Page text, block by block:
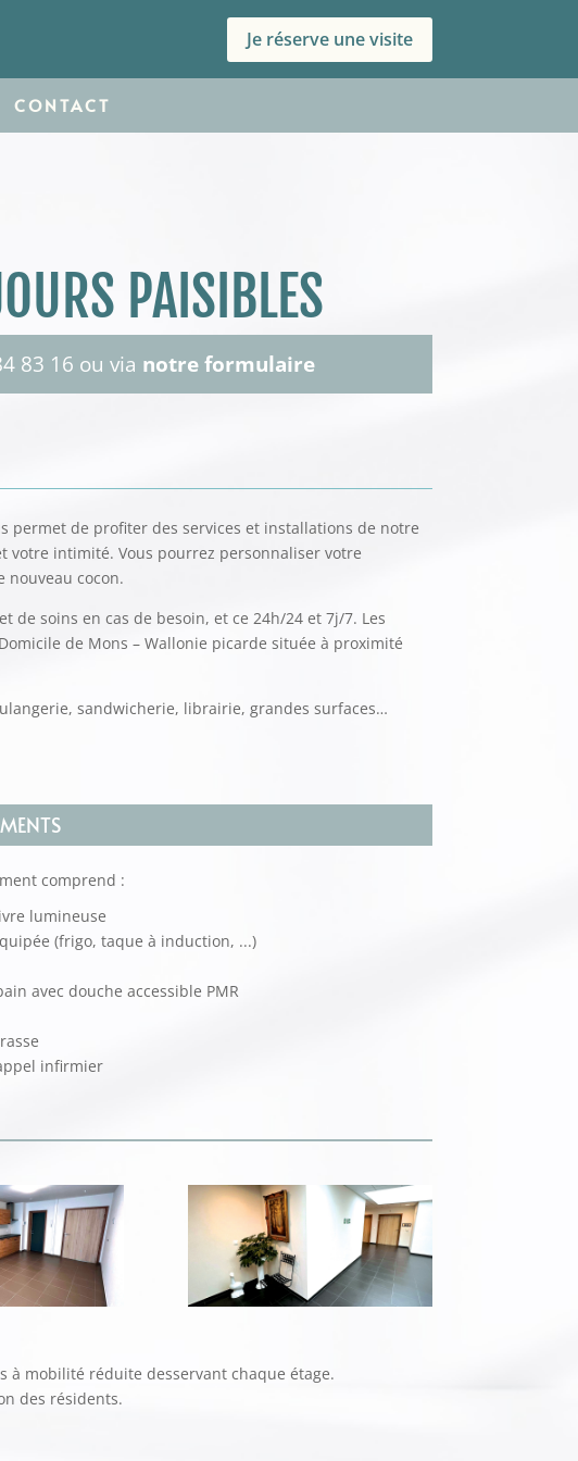
Je réserve une visite
CONTACT
PAISIBLES
83 16 ou via notre formulaire
permet de profiter des services et installations de notre
votre intimité. Vous pourrez personnaliser votre
nouveau cocon.
de soins en cas de besoin, et ce 24h/24 et 7j/7. Les
de Mons – Wallonie picarde située à proximité
sandwicherie, librairie, grandes surfaces…
comprend :
lumineuse
(frigo, taque à induction, ...)
avec douche accessible PMR
infirmier
à mobilité réduite desservant chaque étage.
des résidents.